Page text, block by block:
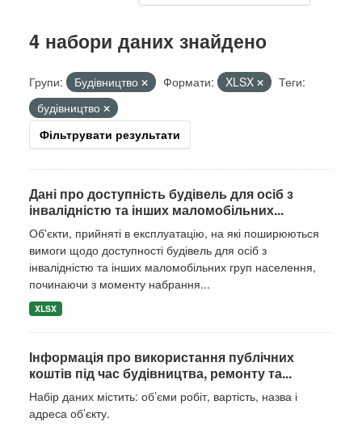
4 набори даних знайдено
Групи: Будівництво Формати: XLSX
Теги:
будівництво
Фільтрувати результати
Дані про доступність будівель для осіб з
інвалідністю та інших маломобільних...
Об'єкти, прийняті в експлуатацію, на які поширюються
вимоги щодо доступності будівель для осіб з
інвалідністю та інших маломобільних груп населення,
починаючи з моменту набрання...
XLSX
Інформація про використання публічних
коштів під час будівництва, ремонту та...
Набір даних містить: об’єми робіт, вартість, назва і
адреса об’єкту.